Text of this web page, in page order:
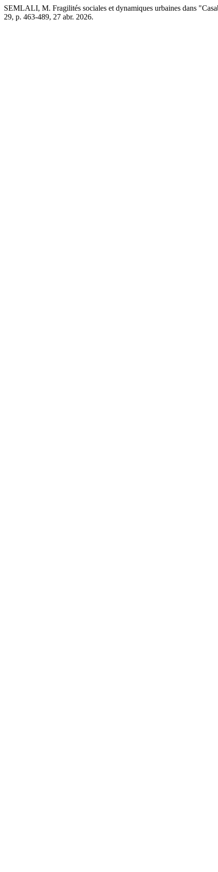
SEMLALI, M. Fragilités sociales et dynamiques urbaines dans
29, p. 463-489, 27 abr. 2026.